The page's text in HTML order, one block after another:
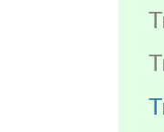
T
T
T